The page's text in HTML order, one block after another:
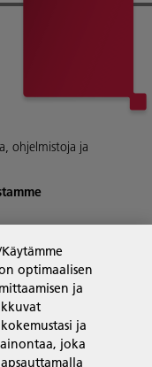
ohjelmistoja ja
optimaalisen
ja
ja
joka